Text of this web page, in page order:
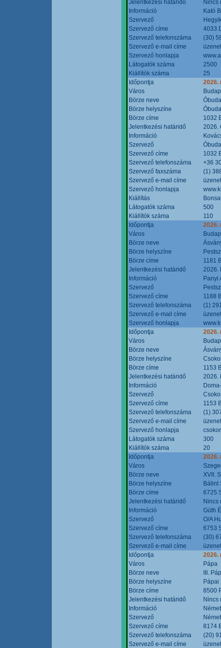
Jelentkezési határidő
Nincs
Információ
Kató
Szervező
Szervező címe
4033
Szervező telefonszáma
(30)
Szervező e-mail címe
Szervező honlapja
Látogatók száma
2500
Kiállítók száma
25
Időpontja
2026.
Város
Börze neve
Börze helyszíne
Börze címe
1032
Jelentkezési határidő
2026.
Információ
Szervező
Szervező címe
1032
Szervező telefonszáma
+36
Szervező faxszáma
(1)
Szervező e-mail címe
Szervező honlapja
Kiállítás
Látogatók száma
500
Kiállítók száma
110
Időpontja
2026.
Város
Börze neve
Börze helyszíne
Börze címe
1181
Jelentkezési határidő
2026.
Információ
Panyi
Szervező
Szervező címe
1188
Szervező telefonszáma
(1)
Szervező e-mail címe
Szervező honlapja
Időpontja
2026.
Város
Börze neve
Börze helyszíne
Börze címe
1153
Jelentkezési határidő
2026.
Információ
Szervező
Szervező címe
1153
Szervező telefonszáma
(1)
Szervező e-mail címe
Szervező honlapja
Látogatók száma
300
Kiállítók száma
20
Időpontja
2026.
Város
Börze neve
XVII.
Börze helyszíne
Bálint
Börze címe
6725
Jelentkezési határidő
Nincs
Információ
Gúth
Szervező
O/A
Szervező címe
6753
Szervező telefonszáma
(30)
Szervező e-mail címe
Időpontja
2026.
Város
Pápa
Börze neve
III.
Börze helyszíne
Pápai
Börze címe
8500
Jelentkezési határidő
Nincs
Információ
Szervező
Szervező címe
8174
Szervező telefonszáma
(20)
Szervező e-mail címe